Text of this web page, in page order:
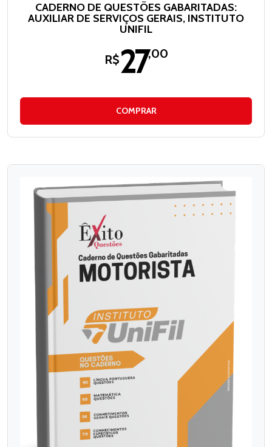
CADERNO DE QUESTÕES GABARITADAS:
AUXILIAR DE SERVIÇOS GERAIS, INSTITUTO
UNIFIL
R$27,00
COMPRAR